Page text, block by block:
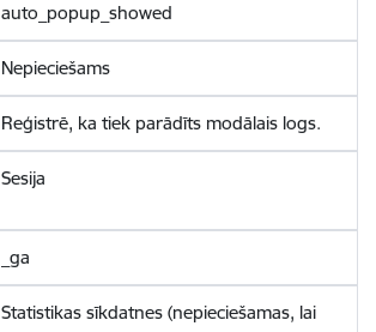
auto_popup_showed
Nepieciešams
Reģistrē, ka tiek parādīts modālais logs.
Sesija
_ga
Statistikas sīkdatnes (nepieciešamas, lai